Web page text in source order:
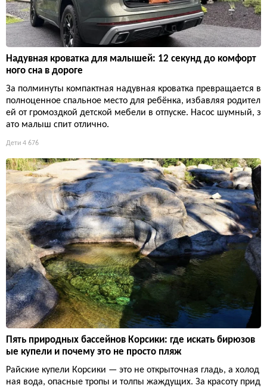
Надувная кроватка для малышей: 12 секунд до комфорт
ного сна в дороге
За полминуты компактная надувная кроватка превращается в
полноценное спальное место для ребёнка, избавляя родител
ей от громоздкой детской мебели в отпуске. Насос шумный, з
ато малыш спит отлично.
Дети 4 676
Пять природных бассейнов Корсики: где искать бирюзов
ые купели и почему это не просто пляж
Райские купели Корсики — это не открыточная гладь, а холод
ная вода, опасные тропы и толпы жаждущих. За красоту прид